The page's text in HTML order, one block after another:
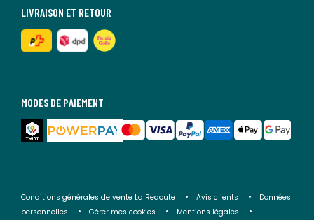
MODES DE PAIEMENT
LIVRAISON ET RETOUR
Conditions générales de vente La Redoute Avis clients
Données
personnelles
Gérer mes cookies
Mentions légales